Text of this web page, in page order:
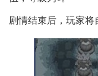
剧情结束后，玩家将